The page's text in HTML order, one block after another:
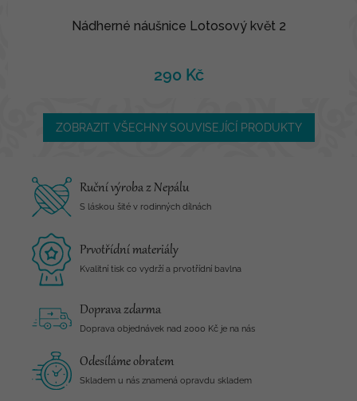
Nádherné náušnice Lotosový květ 2
290 Kč
ZOBRAZIT VŠECHNY SOUVISEJÍCÍ PRODUKTY
Ruční výroba z Nepálu
S láskou šité v rodinných dílnách
Prvotřídní materiály
Kvalitní tisk co vydrží a prvotřídní bavlna
Doprava zdarma
Doprava objednávek nad 2000 Kč je na nás
Odesíláme obratem
Skladem u nás znamená opravdu skladem